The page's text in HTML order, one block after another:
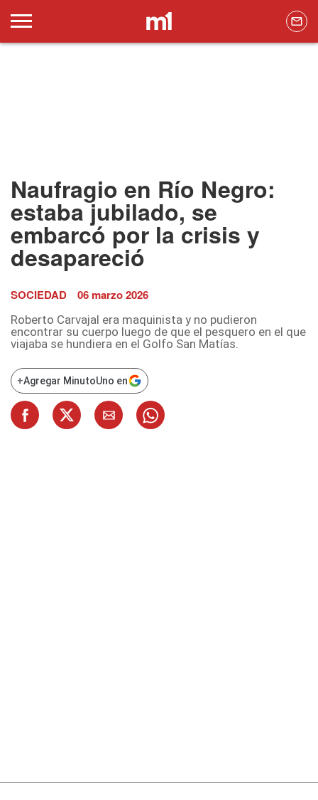
Naufragio en Río Negro:
estaba jubilado, se
embarcó por la crisis y
desapareció
SOCIEDAD 06 marzo 2026
Roberto Carvajal era maquinista y no pudieron
encontrar su cuerpo luego de que el pesquero en el que
viajaba se hundiera en el Golfo San Matías.
+Agregar MinutoUno en